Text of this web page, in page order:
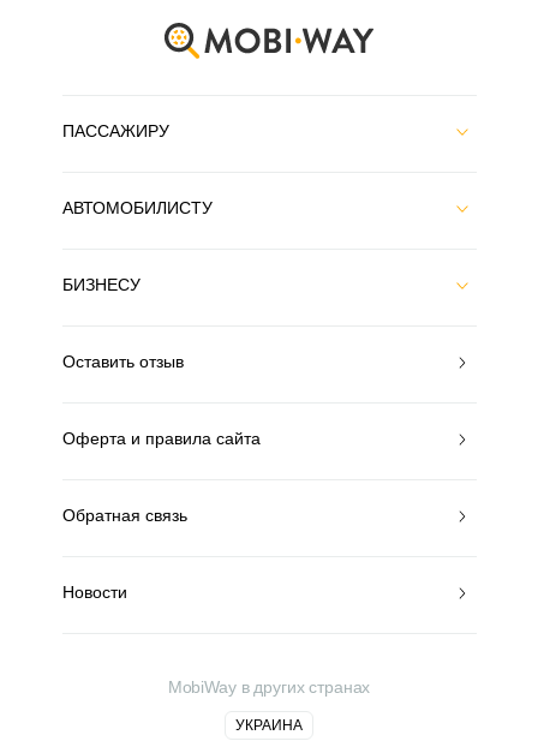
ПАССАЖИРУ
АВТОМОБИЛИСТУ
БИЗНЕСУ
Оставить отзыв
Оферта и правила сайта
Обратная связь
Новости
MobiWay в других странах
УКРАИНА